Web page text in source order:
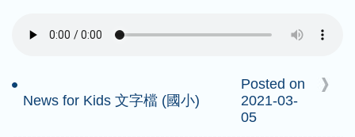
News for Kids 文字檔 (國小)
Posted on
2021-03-
05